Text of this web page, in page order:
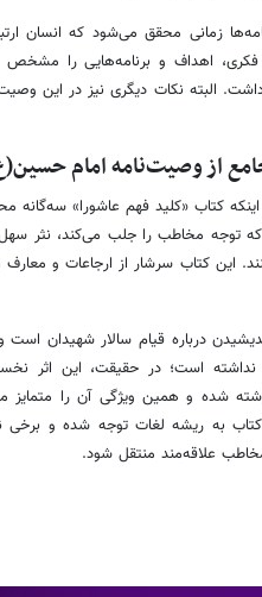
زمانی محقق می‌شود که انسان
اهداف و برنامه‌هایی را مشخص
البته نکات دیگری نیز در این
از وصیت‌نامه امام
کتاب «کلید فهم عاشورا» سه‌گانه
توجه مخاطب را جلب می‌کند، نثر
این کتاب سرشار از ارجاعات و
درباره قیام سالار شهیدان
است؛ در حقیقت، این اثر
شده و همین ویژگی آن را متمایز
به ریشه لغات توجه شده و برخی
علاقه‌مند منتقل شود.